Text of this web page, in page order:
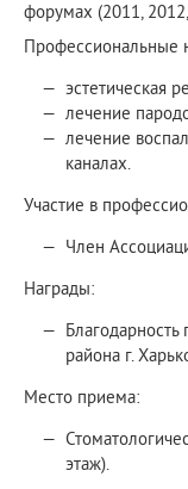
форумах (2011,
Профессиональные
эстетическая
лечение
лечение
каналах.
Участие в
Член
Награды:
района г.
Место приема:
этаж).